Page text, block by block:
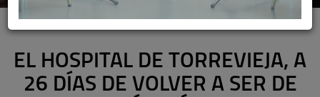
EL HOSPITAL DE TORREVIEJA, A
26 DÍAS DE VOLVER A SER DE